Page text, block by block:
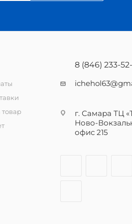
товар
8 (846) 233-
г. Самара ТЦ
Ново-
офис 215